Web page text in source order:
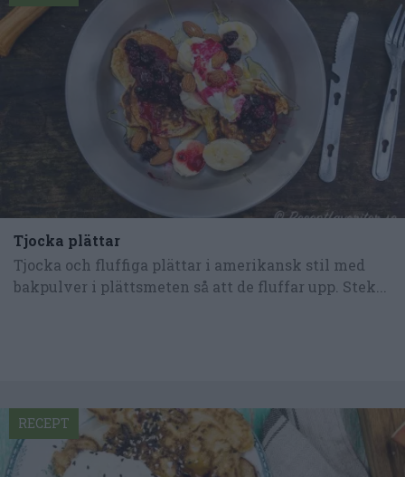
Tjocka plättar
Tjocka och fluffiga plättar i amerikansk stil med
bakpulver i plättsmeten så att de fluffar upp. Stek...
RECEPT